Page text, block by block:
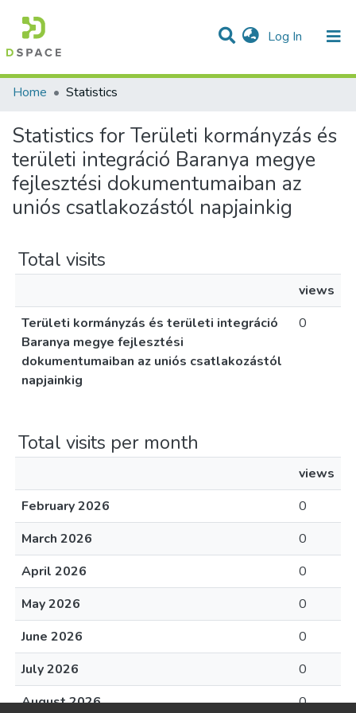
Log In (current)
Communities & Collections
All of DSpace
Home
Statistics
Statistics for Területi kormányzás és
területi integráció Baranya megye
fejlesztési dokumentumaiban az
uniós csatlakozástól napjainkig
Total visits
views
Területi kormányzás és területi integráció
Baranya megye fejlesztési
dokumentumaiban az uniós csatlakozástól
napjainkig
0
Total visits per month
views
February 2026
0
March 2026
0
April 2026
0
May 2026
0
June 2026
0
July 2026
0
August 2026
0